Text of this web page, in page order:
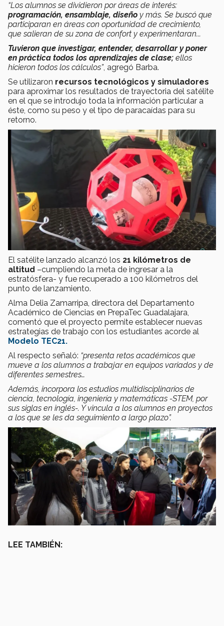
“Los alumnos se dividieron por áreas de interés:
programación, ensamblaje, diseño y más. Se buscó que
participaran en áreas con oportunidad de crecimiento,
que salieran de su zona de confort y experimentaran...
Tuvieron que investigar, entender, desarrollar y poner
en práctica todos los aprendizajes de clase; ellos
hicieron todos los cálculos”, agregó Barba.
Se utilizaron recursos tecnológicos y simuladores
para aproximar los resultados de trayectoria del satélite
en el que se introdujo toda la información particular a
éste, como su peso y el tipo de paracaídas para su
retorno.
El satélite lanzado alcanzó los 21 kilómetros de
altitud –cumpliendo la meta de ingresar a la
estratósfera- y fue recuperado a 100 kilómetros del
punto de lanzamiento.
Alma Delia Zamarripa, directora del Departamento
Académico de Ciencias en PrepaTec Guadalajara,
comentó que el proyecto permite establecer nuevas
estrategias de trabajo con los estudiantes acorde al
Modelo TEC21.
Al respecto señaló: “presenta retos académicos que
mueve a los alumnos a trabajar en equipos variados y de
diferentes semestres…
Además, incorpora los estudios multidisciplinarios de
ciencia, tecnología, ingeniería y matemáticas -STEM, por
sus siglas en inglés-. Y vincula a los alumnos en proyectos
a los que se les da seguimiento a largo plazo”.
LEE TAMBIÉN: